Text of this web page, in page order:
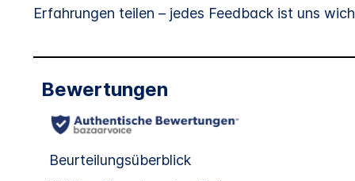
Erfahrungen teilen – jedes Feedback ist uns